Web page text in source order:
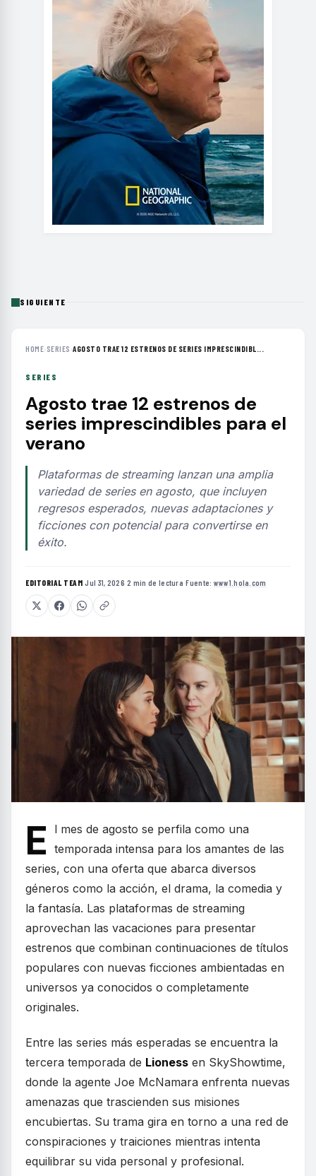
SIGUIENTE
HOME› SERIES ›AGOSTO TRAE 12 ESTRENOS DE SERIES IMPRESCINDIBL...
SERIES
Agosto trae 12 estrenos de
series imprescindibles para el
verano
Plataformas de streaming lanzan una amplia
variedad de series en agosto, que incluyen
regresos esperados, nuevas adaptaciones y
ficciones con potencial para convertirse en
éxito.
EDITORIAL TEAM·Jul 31, 2026·2 min de lectura·Fuente: www1.hola.com
E
l mes de agosto se perfila como una
temporada intensa para los amantes de las
series, con una oferta que abarca diversos
géneros como la acción, el drama, la comedia y
la fantasía. Las plataformas de streaming
aprovechan las vacaciones para presentar
estrenos que combinan continuaciones de títulos
populares con nuevas ficciones ambientadas en
universos ya conocidos o completamente
originales.
Entre las series más esperadas se encuentra la
tercera temporada de Lioness en SkyShowtime,
donde la agente Joe McNamara enfrenta nuevas
amenazas que trascienden sus misiones
encubiertas. Su trama gira en torno a una red de
conspiraciones y traiciones mientras intenta
equilibrar su vida personal y profesional.